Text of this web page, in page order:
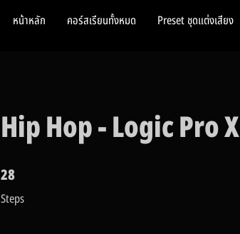
หน้าหลัก คอร์สเรียนทั้งหมด Preset ชุดแต่งเสียง
Hip Hop - Logic Pro X
28
Steps
28 Steps